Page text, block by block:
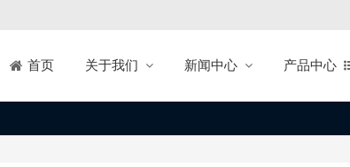
首页 关于我们 新闻中心 产品中心